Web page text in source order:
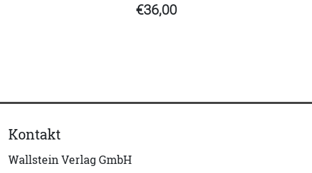
€36,00
Kontakt
Wallstein Verlag GmbH